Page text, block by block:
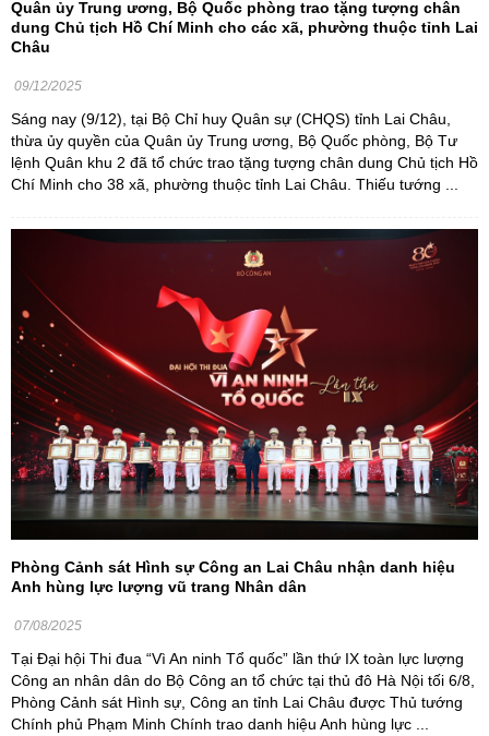
Quân ủy Trung ương, Bộ Quốc phòng trao tặng tượng chân
dung Chủ tịch Hồ Chí Minh cho các xã, phường thuộc tỉnh Lai
Châu
09/12/2025
Sáng nay (9/12), tại Bộ Chỉ huy Quân sự (CHQS) tỉnh Lai Châu,
thừa ủy quyền của Quân ủy Trung ương, Bộ Quốc phòng, Bộ Tư
lệnh Quân khu 2 đã tổ chức trao tặng tượng chân dung Chủ tịch Hồ
Chí Minh cho 38 xã, phường thuộc tỉnh Lai Châu. Thiếu tướng ...
Phòng Cảnh sát Hình sự Công an Lai Châu nhận danh hiệu
Anh hùng lực lượng vũ trang Nhân dân
07/08/2025
Tại Đại hội Thi đua “Vì An ninh Tổ quốc” lần thứ IX toàn lực lượng
Công an nhân dân do Bộ Công an tổ chức tại thủ đô Hà Nội tối 6/8,
Phòng Cảnh sát Hình sự, Công an tỉnh Lai Châu được Thủ tướng
Chính phủ Phạm Minh Chính trao danh hiệu Anh hùng lực ...